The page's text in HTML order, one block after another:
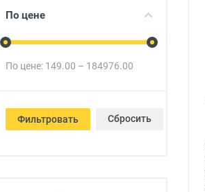
По цене
По цене: 149.00 – 184976.00
Фильтровать Сбросить